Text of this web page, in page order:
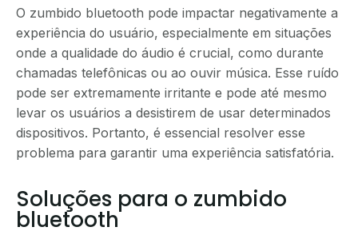
O zumbido bluetooth pode impactar negativamente a
experiência do usuário, especialmente em situações
onde a qualidade do áudio é crucial, como durante
chamadas telefônicas ou ao ouvir música. Esse ruído
pode ser extremamente irritante e pode até mesmo
levar os usuários a desistirem de usar determinados
dispositivos. Portanto, é essencial resolver esse
problema para garantir uma experiência satisfatória.
Soluções para o zumbido
bluetooth